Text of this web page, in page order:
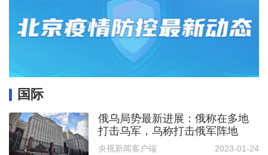
国际
俄乌局势最新进展：俄称在多地
打击乌军，乌称打击俄军阵地
央视新闻客户端 2023-01-24